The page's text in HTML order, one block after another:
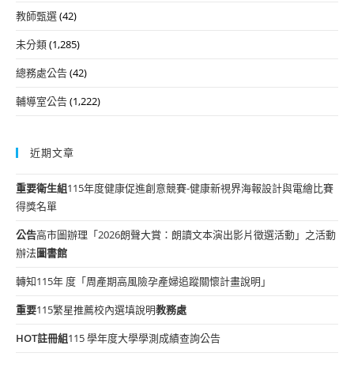
教師甄選(42)
未分類(1,285)
總務處公告(42)
輔導室公告(1,222)
近期文章
重要衛生組115年度健康促進創意競賽-健康新視界海報設計與電繪比賽
得獎名單
公告高市圖辦理「2026朗聲大賞：朗讀文本演出影片徵選活動」之活動
辦法圖書館
轉知115年 度「周產期高風險孕產婦追蹤關懷計畫說明」
重要115繁星推薦校內選填說明教務處
HOT註冊組115 學年度大學學測成績查詢公告